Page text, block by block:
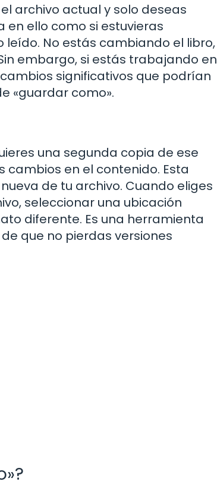
archivo actual y solo deseas
ello como si estuvieras
No estás cambiando el libro,
embargo, si estás trabajando en
significativos que podrían
«guardar como».
una segunda copia de ese
cambios en el contenido. Esta
de tu archivo. Cuando eliges
seleccionar una ubicación
diferente. Es una herramienta
que no pierdas versiones